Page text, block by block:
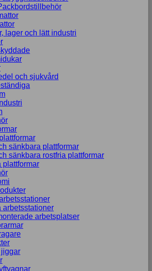
lager och lätt industri
och sjukvård
sänkbara plattformar
sänkbara rostfria plattformar
plattformar
arbetsstationer
arbetsplatser
jiggar